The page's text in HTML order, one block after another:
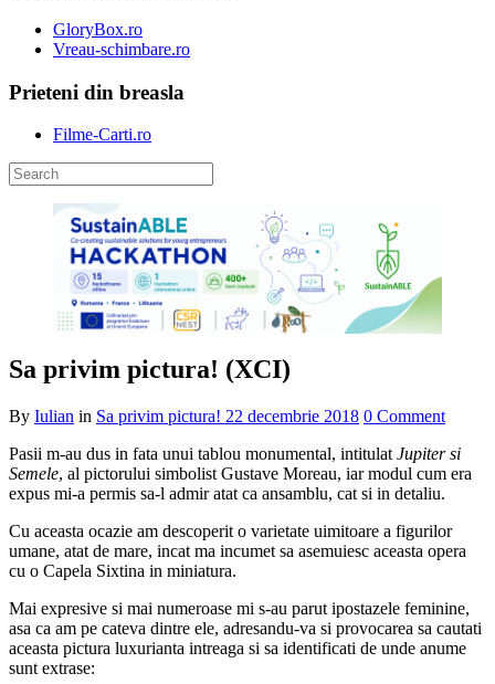
GloryBox.ro
Vreau-schimbare.ro
Prieteni din breasla
Filme-Carti.ro
Sa privim pictura! (XCI)
By Iulian in Sa privim pictura! 22 decembrie 2018 0 Comment
Pasii m-au dus in fata unui tablou monumental, intitulat Jupiter si
Semele, al pictorului simbolist Gustave Moreau, iar modul cum era
expus mi-a permis sa-l admir atat ca ansamblu, cat si in detaliu.
Cu aceasta ocazie am descoperit o varietate uimitoare a figurilor
umane, atat de mare, incat ma incumet sa asemuiesc aceasta opera
cu o Capela Sixtina in miniatura.
Mai expresive si mai numeroase mi s-au parut ipostazele feminine,
asa ca am pe cateva dintre ele, adresandu-va si provocarea sa cautati
aceasta pictura luxurianta intreaga si sa identificati de unde anume
sunt extrase: